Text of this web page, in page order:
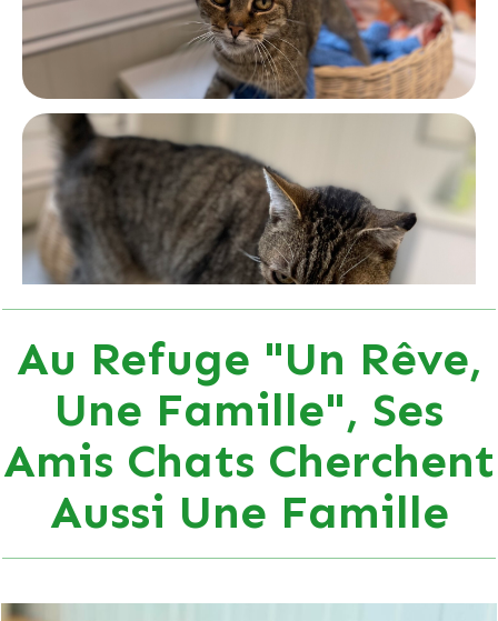
Au Refuge "Un Rêve,
Une Famille", Ses
Amis Chats Cherchent
Aussi Une Famille